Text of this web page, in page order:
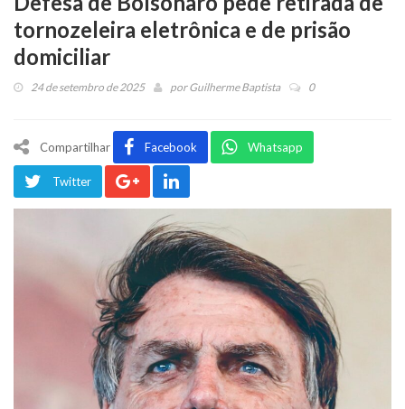
tornozeleira eletrônica e de prisão
domiciliar
24 de setembro de 2025 porGuilherme Baptista 0
Compartilhar Facebook Whatsapp
Twitter